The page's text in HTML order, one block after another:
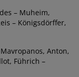
– Muheim,
– Königsdörffer,
Anton,
Führich –